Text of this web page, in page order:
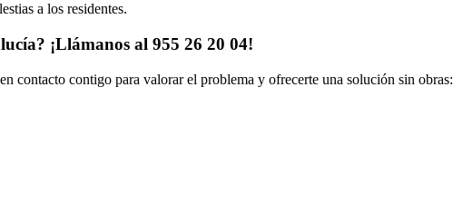
a los residentes.
¡Llámanos al 955 26 20 04!
contacto contigo para valorar el problema y ofrecerte una solución sin obras: